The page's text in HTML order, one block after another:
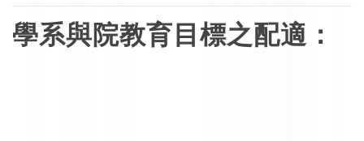
學系與院教育目標之配適：